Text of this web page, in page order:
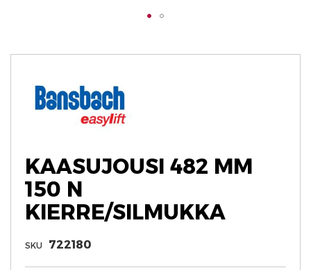
KAASUJOUSI 482 MM
150 N
KIERRE/SILMUKKA
SKU 722180